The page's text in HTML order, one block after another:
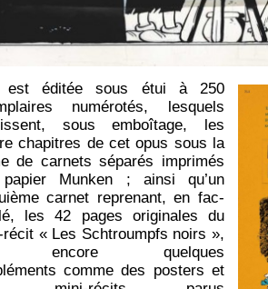
est éditée sous étui à 250
numérotés, lesquels
sous emboîtage, les
chapitres de cet opus sous la
de carnets séparés imprimés
Munken ; ainsi qu’un
carnet reprenant, en fac-
les 42 pages originales du
récit « Les Schtroumpfs noirs »,
encore quelques
comme des posters et